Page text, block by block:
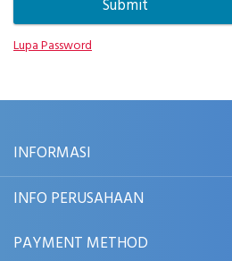
Lupa Password
INFORMASI
INFO PERUSAHAAN
PAYMENT METHOD